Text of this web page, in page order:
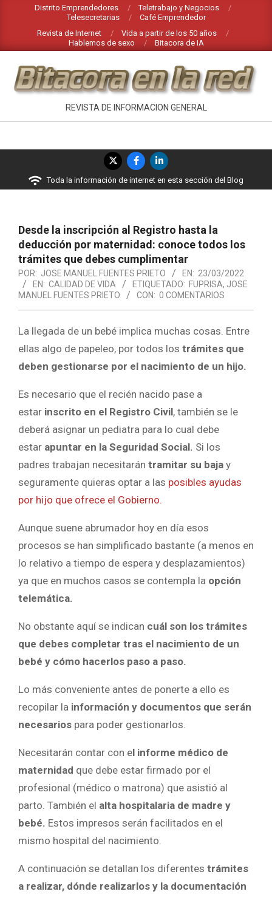
contenido
Distrito Emprendedores
Teletrabajo y Negocios
Telesecretarias
Café Emprendedor
Revista de Internet
Vida a partir de los 50 años
Hablemos de sexo
Bitacora de IA
BITACORA
LA
RED
REVISTA DE INFORMACION GENERAL
navegación
Toda la información de internet en esta sección del Blog
Desde la inscripción al Registro hasta la
deducción por maternidad: conoce todos los
trámites que debes cumplimentar
POR: JOSE MANUEL FUENTES PRIETO EN: 23/03/2022
EN: CALIDAD DE VIDA ETIQUETADO: FUPRISA, JOSE
MANUEL FUENTES PRIETO
CON: 0 COMENTARIOS
La llegada de un bebé implica muchas cosas. Entre
ellas algo de papeleo, por todos los trámites que
deben gestionarse por el nacimiento de un hijo.
Es necesario que el recién nacido pase a
estar inscrito en el Registro Civil, también se le
deberá asignar un pediatra para lo cual debe
estar apuntar en la Seguridad Social. Si los
padres trabajan necesitarán tramitar su baja y
seguramente quieras optar a las posibles ayudas
por hijo que ofrece el Gobierno.
Aunque suene abrumador hoy en día esos
procesos se han simplificado bastante (a menos en
lo relativo a tiempo de espera y desplazamientos)
ya que en muchos casos se contempla la opción
telemática.
No obstante aquí se indican cuál son los trámites
que debes completar tras el nacimiento de un
bebé y cómo hacerlos paso a paso.
Lo más conveniente antes de ponerte a ello es
recopilar la información y documentos que serán
necesarios para poder gestionarlos.
Necesitarán contar con el informe médico de
maternidad que debe estar firmado por el
profesional (médico o matrona) que asistió al
parto. También el alta hospitalaria de madre y
bebé. Estos impresos serán facilitados en el
mismo hospital del nacimiento.
A continuación se detallan los diferentes trámites
a realizar, dónde realizarlos y la documentación